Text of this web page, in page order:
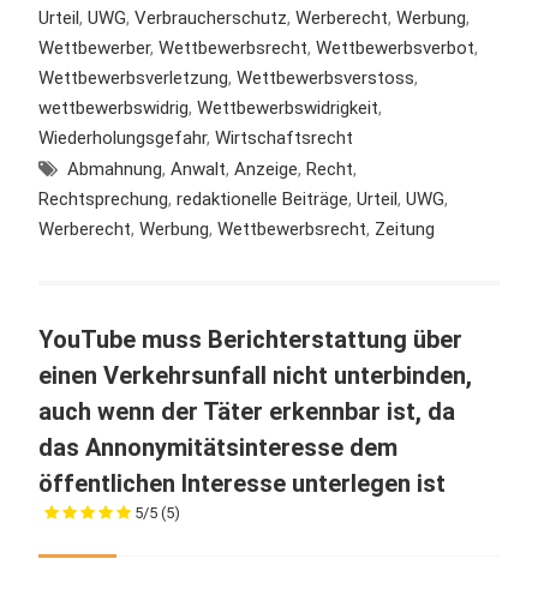
Urteil, UWG, Verbraucherschutz, Werberecht, Werbung,
Wettbewerber, Wettbewerbsrecht, Wettbewerbsverbot,
Wettbewerbsverletzung, Wettbewerbsverstoss,
wettbewerbswidrig, Wettbewerbswidrigkeit,
Wiederholungsgefahr, Wirtschaftsrecht
Abmahnung, Anwalt, Anzeige, Recht,
Rechtsprechung, redaktionelle Beiträge, Urteil, UWG,
Werberecht, Werbung, Wettbewerbsrecht, Zeitung
YouTube muss Berichterstattung über
einen Verkehrsunfall nicht unterbinden,
auch wenn der Täter erkennbar ist, da
das Annonymitätsinteresse dem
öffentlichen Interesse unterlegen ist
5/5 (5)